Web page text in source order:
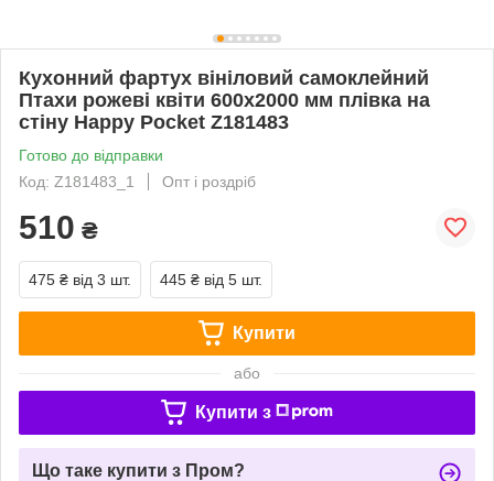
Кухонний фартух вініловий самоклейний
Птахи рожеві квіти 600х2000 мм плівка на
стіну Happy Pocket Z181483
Готово до відправки
Код: Z181483_1
Опт і роздріб
510 ₴
475 ₴ від 3 шт. 445 ₴ від 5 шт.
Купити
або
Купити з
Що таке купити з Пром?